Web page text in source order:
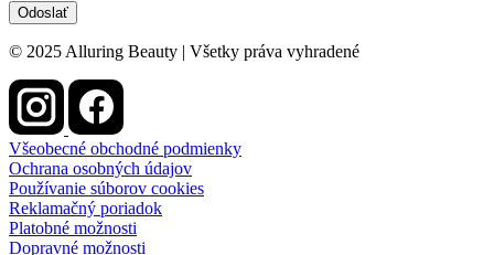
Odoslať
© 2025 Alluring Beauty | Všetky práva vyhradené
Všeobecné obchodné podmienky
Ochrana osobných údajov
Používanie súborov cookies
Reklamačný poriadok
Platobné možnosti
Dopravné možnosti